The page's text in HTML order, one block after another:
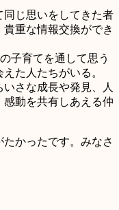
じ思いをしてきた者
重な情報交換ができ
子育てを通して思う
た人たちがいる。
さな成長や発見、人
動を共有しあえる仲
かったです。みなさ